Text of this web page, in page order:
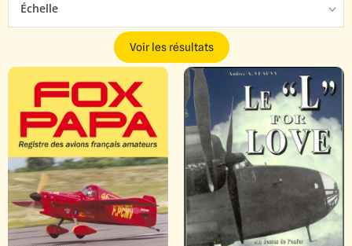
Échelle
Voir les résultats